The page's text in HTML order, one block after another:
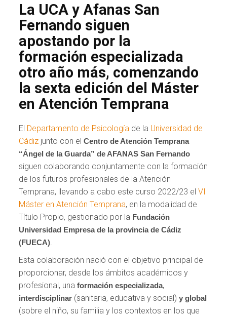
La UCA y Afanas San
Fernando siguen
apostando por la
formación especializada
otro año más, comenzando
la sexta edición del Máster
en Atención Temprana
El Departamento de Psicología de la Universidad de
Cádiz junto con elCentro de Atención Temprana
“Ángel de la Guarda” de AFANAS San Fernando
siguen colaborando conjuntamente con la formación
de los futuros profesionales de la Atención
Temprana, llevando a cabo este curso 2022/23 elVI
Máster en Atención Temprana, en la modalidad de
Título Propio, gestionado por la Fundación
Universidad Empresa de la provincia de Cádiz
(FUECA)
Esta colaboración nació con el objetivo principal de
proporcionar, desde los ámbitos académicos y
profesional, unaformación especializada,
interdisciplinar (sanitaria, educativa y social)y global
(sobre el niño, su familia y los contextos en los que